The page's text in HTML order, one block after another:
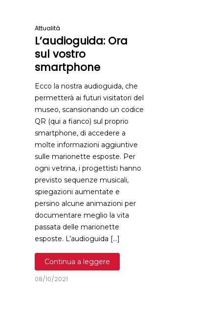
Attualità
L’audioguida: Ora
sul vostro
smartphone
Ecco la nostra audioguida, che
permetterà ai futuri visitatori del
museo, scansionando un codice
QR (qui a fianco) sul proprio
smartphone, di accedere a
molte informazioni aggiuntive
sulle marionette esposte. Per
ogni vetrina, i progettisti hanno
previsto sequenze musicali,
spiegazioni aumentate e
persino alcune animazioni per
documentare meglio la vita
passata delle marionette
esposte. L’audioguida […]
Continua a leggere
08/10/2021